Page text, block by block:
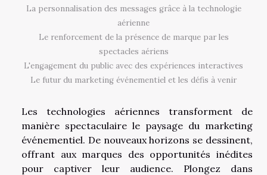
La personnalisation des messages grâce à la technologie
aérienne
Le renforcement de la présence de marque par les
spectacles aériens
L'engagement du public avec des expériences interactives
Le futur du marketing événementiel et les défis à venir
Les technologies aériennes transforment de
manière spectaculaire le paysage du marketing
événementiel. De nouveaux horizons se dessinent,
offrant aux marques des opportunités inédites
pour captiver leur audience. Plongez dans